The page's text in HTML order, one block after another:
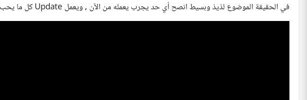
في الحقيقة الموضوع لذيذ وبسيط انصح أي حد يجرب يعمله من الآن , ويعمل Update كل ما يحب